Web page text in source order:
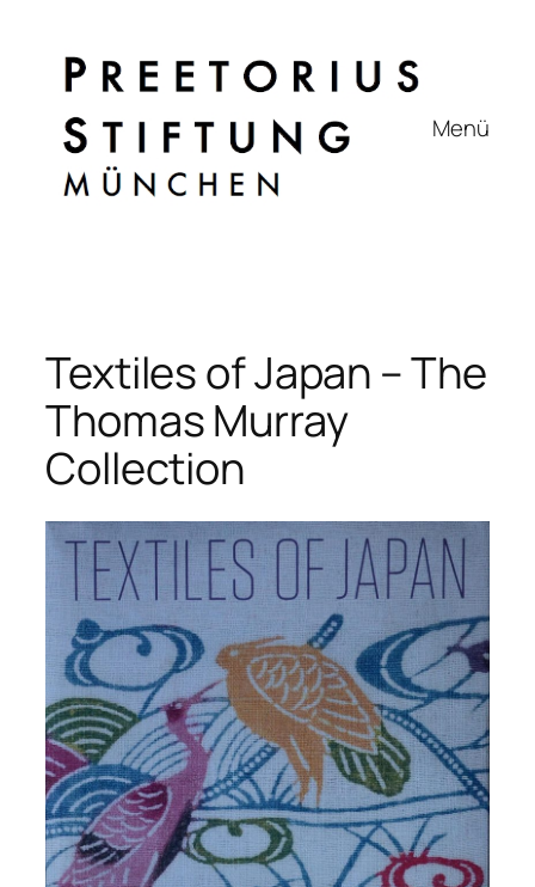
springen
Menü
Textiles of Japan – The
Thomas Murray
Collection